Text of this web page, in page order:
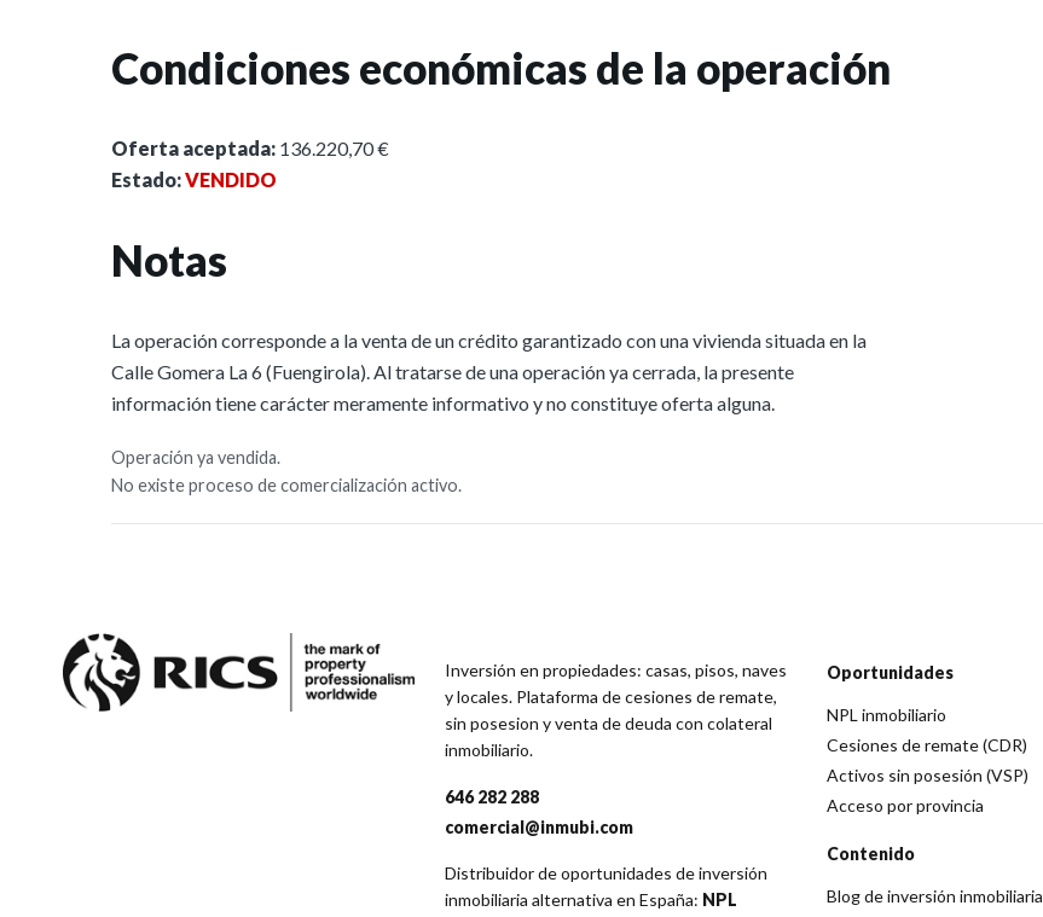
Condiciones económicas de la operación
Oferta aceptada: 136.220,70 €
Estado:VENDIDO
Notas
La operación corresponde a la venta de un crédito garantizado con una vivienda situada en la
Calle Gomera La 6 (Fuengirola). Al tratarse de una operación ya cerrada, la presente
información tiene carácter meramente informativo y no constituye oferta alguna.
Operación ya vendida.
No existe proceso de comercialización activo.
Inversión en propiedades: casas, pisos, naves
y locales. Plataforma de cesiones de remate,
sin posesion y venta de deuda con colateral
inmobiliario.
646 282 288
comercial@inmubi.com
Distribuidor de oportunidades de inversión
inmobiliaria alternativa en España: NPL
Oportunidades
NPL inmobiliario
Cesiones de remate (CDR)
Activos sin posesión (VSP)
Acceso por provincia
Contenido
Blog de inversión inmobiliaria